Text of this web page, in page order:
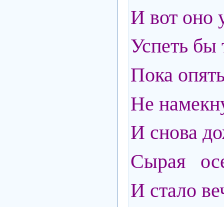
И вот оно
Успеть бы
Пока
Не
И снова
Сырая
И стало